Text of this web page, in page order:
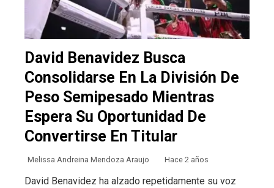
David Benavidez Busca
Consolidarse En La División De
Peso Semipesado Mientras
Espera Su Oportunidad De
Convertirse En Titular
Melissa Andreina Mendoza Araujo Hace 2 años
David Benavidez ha alzado repetidamente su voz